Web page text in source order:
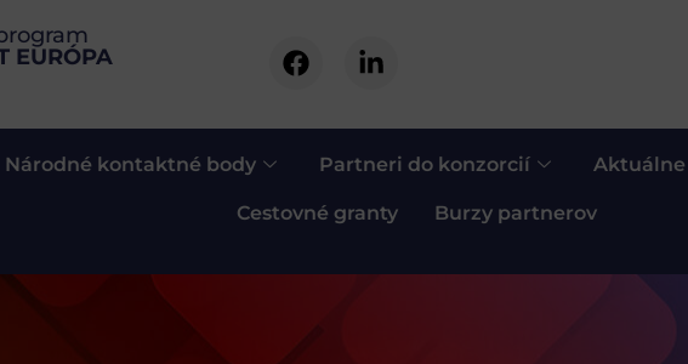
EURÓPA
Národné kontaktné body Partneri do konzorcií Aktuálne
Cestovné granty Burzy partnerov